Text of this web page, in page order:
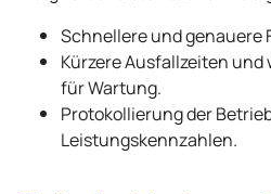
Schnellere und genauere
Kürzere Ausfallzeiten
für Wartung.
Protokollierung der
Leistungskennzahlen.